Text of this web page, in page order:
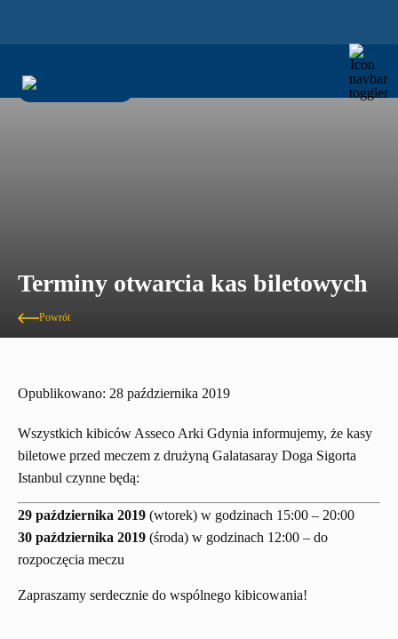
Terminy otwarcia kas biletowych
Powrót
Opublikowano: 28 października 2019
Wszystkich kibiców Asseco Arki Gdynia informujemy, że kasy
biletowe przed meczem z drużyną Galatasaray Doga Sigorta
Istanbul czynne będą:
29 października 2019 (wtorek) w godzinach 15:00 – 20:00
30 października 2019 (środa) w godzinach 12:00 – do
rozpoczęcia meczu
Zapraszamy serdecznie do wspólnego kibicowania!